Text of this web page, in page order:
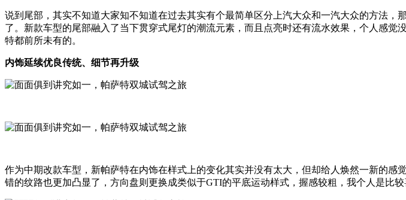
说到尾部，其实不知道大家知不知道在过去其实有个最简单区分上汽大众和一汽大众的方法
了。新款车型的尾部融入了当下贯穿式尾灯的潮流元素，而且点亮时还有流水效果，个人感
特都前所未有的。
内饰延续优良传统、细节再升级
作为中期改款车型，新帕萨特在内饰在样式上的变化其实并没有太大，但却给人焕然一新的
错的纹路也更加凸显了，方向盘则更换成类似于GTI的平底运动样式，握感较粗，我个人是比较